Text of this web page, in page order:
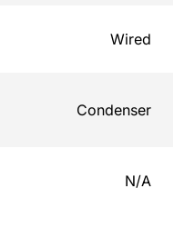
Wired
Condenser
N/A